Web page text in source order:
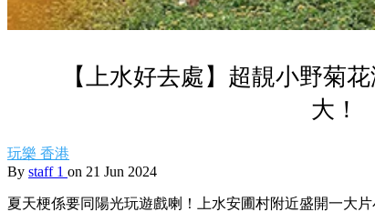
【上水好去處】超靚小野菊
大！
玩樂 香港
By staff 1 on 21 Jun 2024
夏天梗係要同陽光玩遊戲喇！上水安圃村附近盛開一大